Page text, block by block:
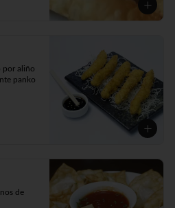
por aliño
panko
de